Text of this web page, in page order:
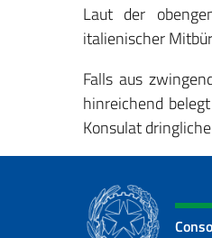
Laut der
italienischer
Falls aus
hinreichend
Konsulat